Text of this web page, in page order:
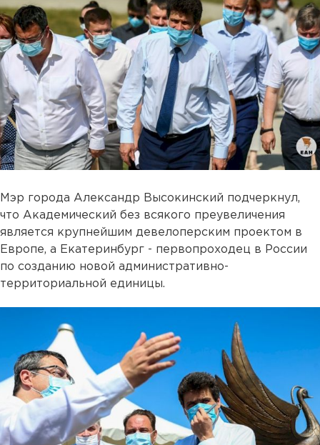
Мэр города Александр Высокинский подчеркнул,
что Академический без всякого преувеличения
является крупнейшим девелоперским проектом в
Европе, а Екатеринбург - первопроходец в России
по созданию новой административно-
территориальной единицы.